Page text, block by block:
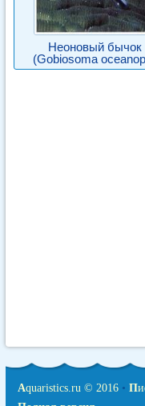
Неоновый бычок
(Gobiosoma
Aquaristics.ru © 2016 • П